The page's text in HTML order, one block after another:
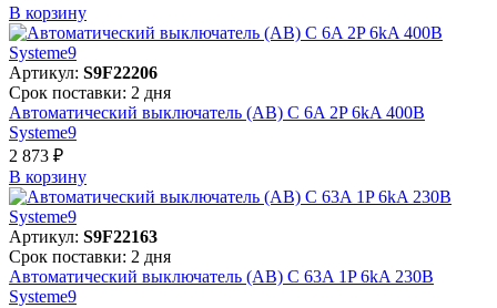
В корзинy
Артикул: S9F22206
Срок поставки: 2 дня
Автоматический выключатель (АВ) C 6A 2P 6kA 400В
Systeme9
2 873 ₽
В корзинy
Артикул: S9F22163
Срок поставки: 2 дня
Автоматический выключатель (АВ) C 63A 1P 6kA 230В
Systeme9